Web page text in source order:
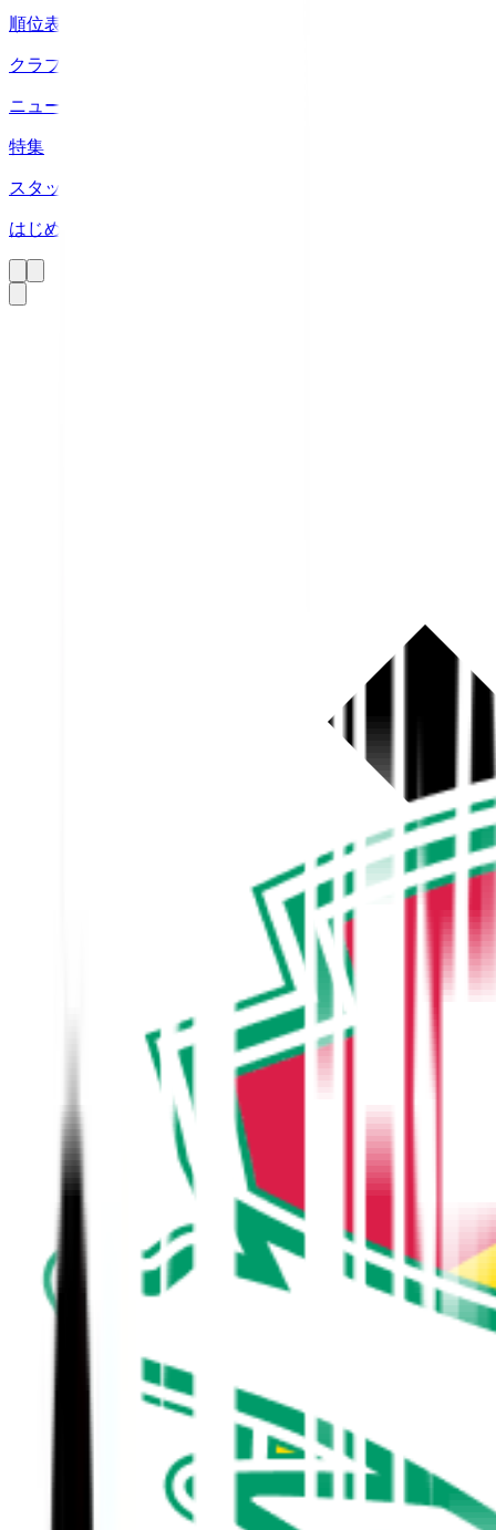
順位表
クラブ
ニュース
特集
スタッツ
はじめての方へ